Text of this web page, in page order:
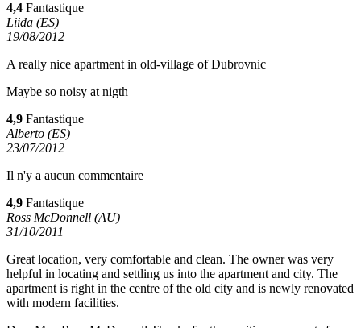
4,4 Fantastique
Liida (ES)
19/08/2012
A really nice apartment in old-village of Dubrovnic
Maybe so noisy at nigth
4,9 Fantastique
Alberto (ES)
23/07/2012
Il n'y a aucun commentaire
4,9 Fantastique
Ross McDonnell (AU)
31/10/2011
Great location, very comfortable and clean. The owner was very
helpful in locating and settling us into the apartment and city. The
apartment is right in the centre of the old city and is newly renovated
with modern facilities.